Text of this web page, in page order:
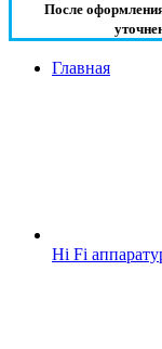
После
Главная
Hi Fi